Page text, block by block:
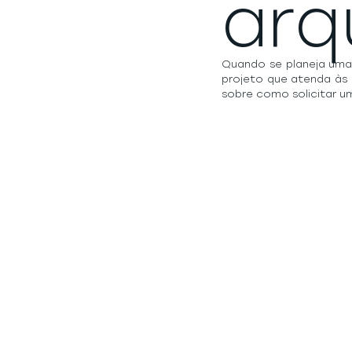
Quando se planeja
projeto que atenda às
sobre como solicitar